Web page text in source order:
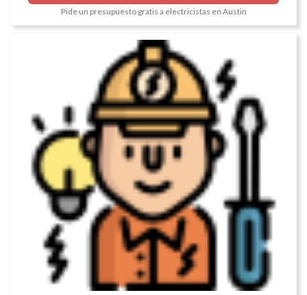
Pide un presupuesto gratis a electricistas en Austin